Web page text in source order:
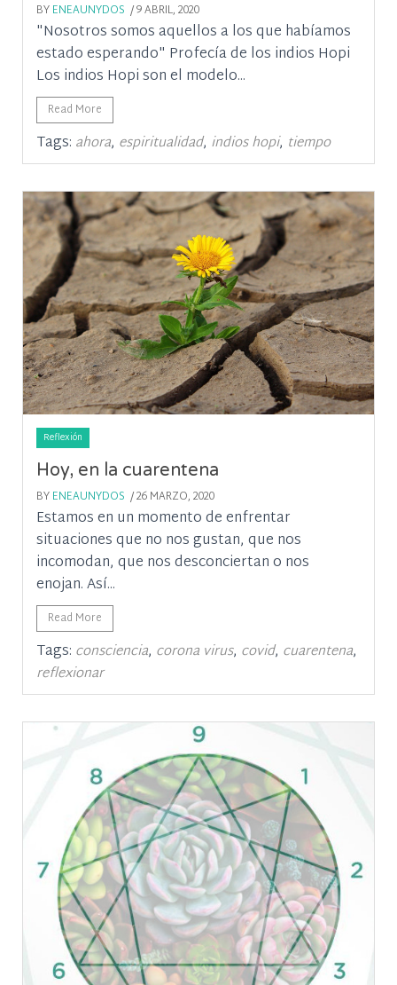
BYENEAUNYDOS / 9 ABRIL, 2020
"Nosotros somos aquellos a los que habíamos
estado esperando" Profecía de los indios Hopi
Los indios Hopi son el modelo...
Read More
Tags: ahora, espiritualidad, indios hopi, tiempo
Reflexión
Hoy, en la cuarentena
BYENEAUNYDOS / 26 MARZO, 2020
Estamos en un momento de enfrentar
situaciones que no nos gustan, que nos
incomodan, que nos desconciertan o nos
enojan. Así...
Read More
Tags: consciencia, corona virus, covid, cuarentena,
reflexionar